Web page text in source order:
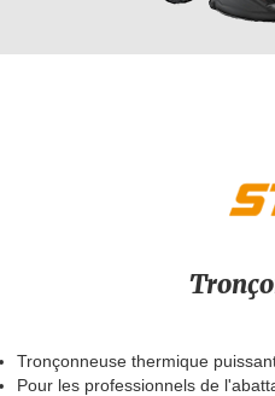
Tronçonneuse thermique
Pour les professionnels de